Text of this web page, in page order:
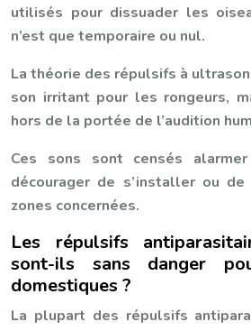
utilisés pour dissuader les
n’est que temporaire ou nul.
La théorie des répulsifs à
son irritant pour les rongeurs,
hors de la portée de l’audition
Ces sons sont censés
décourager de s’installer ou
zones concernées.
Les répulsifs
sont-ils sans danger
domestiques ?
La plupart des répulsifs